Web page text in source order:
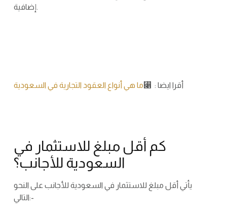
إضافية.
أقرا ايضا : ⃁ ما هي أنواع العقود التجارية في السعودية
كم أقل مبلغ للاستثمار في
السعودية للأجانب؟
يأتي أقل مبلغ للاستثمار في السعودية للأجانب على النحو
التالي:-